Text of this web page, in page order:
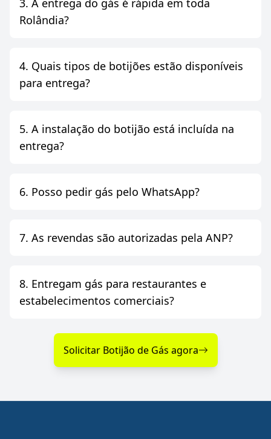
3. A entrega do gás é rápida em toda
Rolândia?
4. Quais tipos de botijões estão disponíveis
para entrega?
5. A instalação do botijão está incluída na
entrega?
6. Posso pedir gás pelo WhatsApp?
7. As revendas são autorizadas pela ANP?
8. Entregam gás para restaurantes e
estabelecimentos comerciais?
Solicitar Botijão de Gás agora